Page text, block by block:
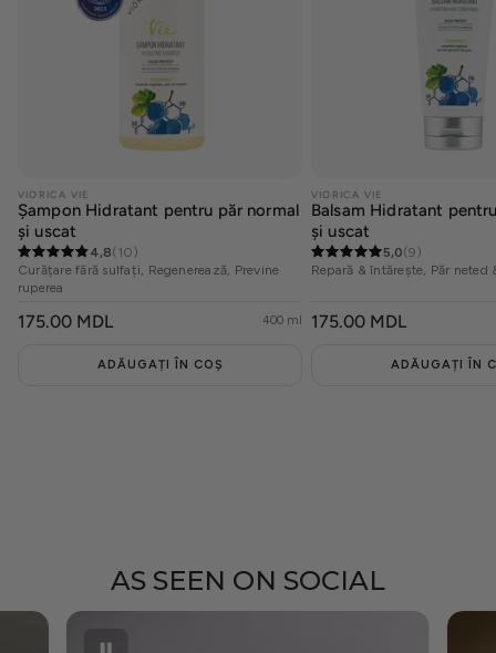
VIORICA VIE
Șampon Hidratant pentru păr normal
și uscat
4,8(10)
Curățare fără sulfați, Regenerează, Previne
ruperea
PREȚ
175.00 MDL 400 ml
ADĂUGAȚI ÎN COȘ
VIORICA VIE
Balsam Hidratant
și uscat
5,0(9)
Repară & întărește, Păr neted
PREȚ
175.00 MDL
ADĂUGAȚI ÎN
AS SEEN ON SOCIAL